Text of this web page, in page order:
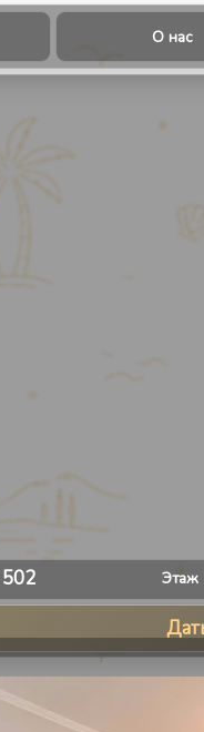
О нас
502 Этаж